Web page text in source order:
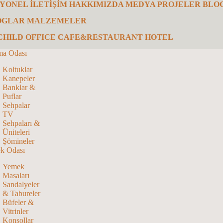
İLETİŞİM HAKKIMIZDA MEDYA PROJELER
MALZEMELER
OFFICE CAFE&RESTAURANT HOTEL
Odası
Koltuklar
Kanepeler
Banklar &
Puflar
Sehpalar
TV
Sehpaları &
Üniteleri
Şömineler
Odası
Yemek
Masaları
Sandalyeler
& Tabureler
Büfeler &
Vitrinler
Konsollar